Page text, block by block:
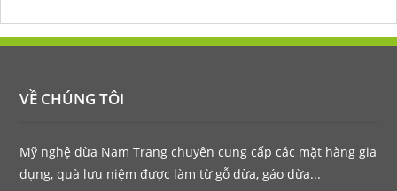
VỀ CHÚNG TÔI
Mỹ nghệ dừa Nam Trang chuyên cung cấp các mặt hàng gia
dụng, quà lưu niệm được làm từ gỗ dừa, gáo dừa...